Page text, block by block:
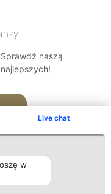
Live chat
w
naszą